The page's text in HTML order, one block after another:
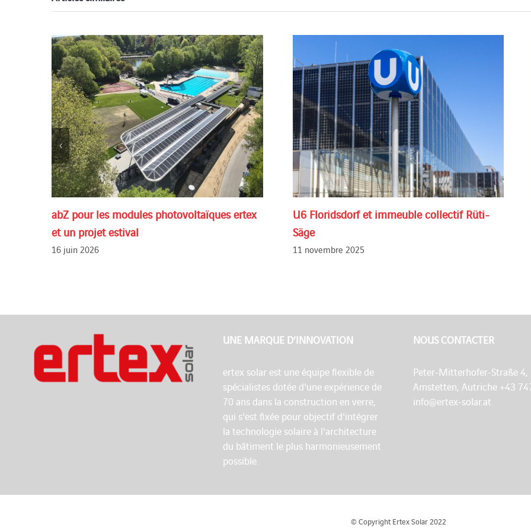
abZ pour les modules photovoltaïques ertex
et un projet estival
16 juin 2026
U6 Floridsdorf et immeuble collectif Rüti-
Säge
11 novembre 2025
UNE MARQUE D’INNOVATION
ertex solar est une équipe flexible de
spécialistes dotée d'une expérience de
70 ans dans la construction en verre,
qui s'est fixée pour objectif d'intégrer
la technologie solaire à l'architecture
du bâtiment le plus harmonieusement
possible.
NOUS CONTACTER
Peter-Mitterhofer-Straße 4,
Amstetten, Autriche +43
info@ertex-solar.at
© Copyright Ertex Solar 2022